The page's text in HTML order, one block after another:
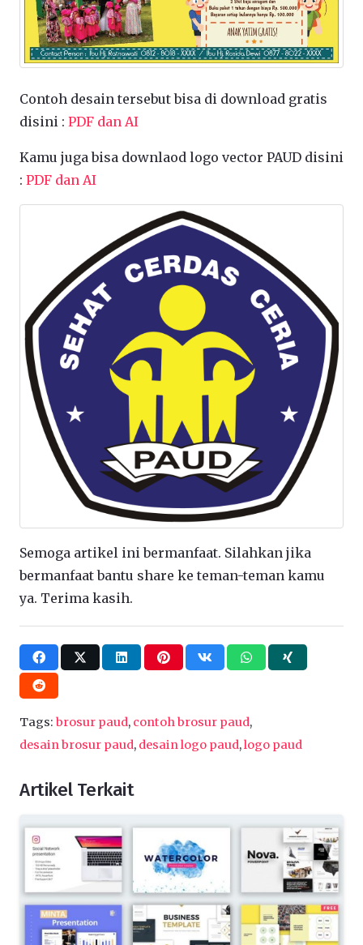
Contoh desain tersebut bisa di download gratis
disini : PDF dan AI
Kamu juga bisa downlaod logo vector PAUD disini
: PDF dan AI
Semoga artikel ini bermanfaat. Silahkan jika
bermanfaat bantu share ke teman-teman kamu
ya. Terima kasih.
Tags: brosur paud, contoh brosur paud,
desain brosur paud, desain logo paud,logo paud
Artikel Terkait